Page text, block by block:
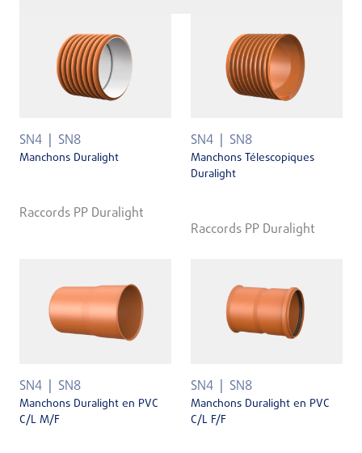
SN4 SN8
Manchons Duralight
Raccords PP Duralight
SN4 SN8
Manchons Télescopiques
Duralight
Raccords PP Duralight
SN4 SN8
Manchons Duralight en PVC
C/L M/F
SN4 SN8
Manchons Duralight en PVC
C/L F/F